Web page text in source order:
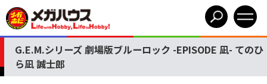
G.E.M.シリーズ 劇場版ブルーロック -EPISODE 凪- てのひ
ら凪 誠士郎